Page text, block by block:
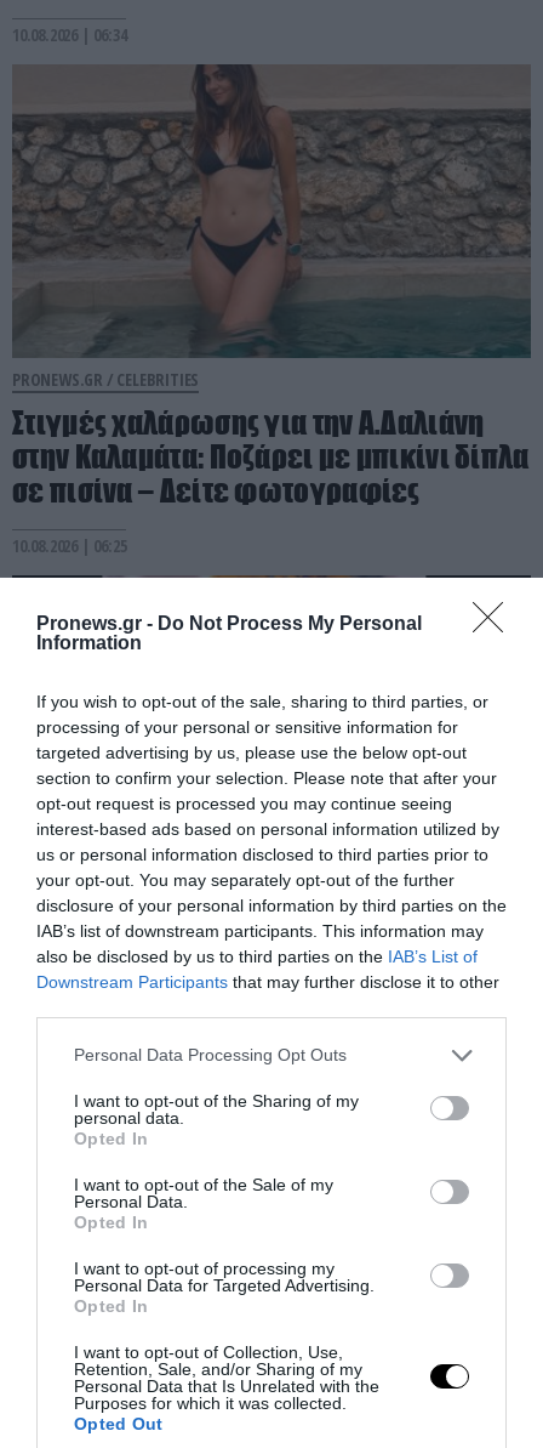
Pronews.gr - Do Not Process My Personal
Information
If you wish to opt-out of the sale, sharing to third parties, or
processing of your personal or sensitive information for
targeted advertising by us, please use the below opt-out
section to confirm your selection. Please note that after your
opt-out request is processed you may continue seeing
interest-based ads based on personal information utilized by
us or personal information disclosed to third parties prior to
your opt-out. You may separately opt-out of the further
disclosure of your personal information by third parties on the
IAB’s list of downstream participants. This information may
also be disclosed by us to third parties on the IAB’s List of
Downstream Participants that may further disclose it to other
Please note that this website/app uses one or more Google
not limited to your visit or usage behaviour. You may click to
grant or deny consent to Google and its third-party tags to
use your data for below specified purposes in below Google
consent section.
Personal Data Processing Opt Outs
I want to opt-out of the Sharing of my
personal data.
Opted In
I want to opt-out of the Sale of my
Personal Data.
Opted In
I want to opt-out of processing my
Personal Data for Targeted Advertising.
Opted In
I want to opt-out of Collection, Use,
Retention, Sale, and/or Sharing of my
Personal Data that Is Unrelated with the
Purposes for which it was collected.
Opted Out
10.08.2026 | 06:34
PRONEWS.GR / CELEBRITIES
Στιγμές χαλάρωσης για την Α.Δαλιάνη
στην Καλαμάτα: Ποζάρει με μπικίνι δίπλα
σε πισίνα – Δείτε φωτογραφίες
10.08.2026 | 06:25
PRONEWS.GR /CELEBRITIES
Πέθανε ο ηθοποιός Μπεν Τζόουνς
10.08.2026 | 06:18
Ναταλία Γερμανού: Με μαύρο μπικίνι και
καλοκαιρινή διάθεση στην Κρήτη (φώτο)